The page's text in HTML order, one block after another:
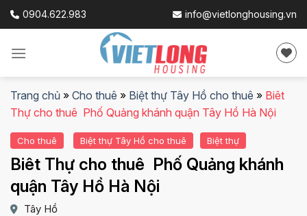
Skip
0904.622.983 info@vietlonghousing.vn
Trang chủ » Cho thuê » Biệt thự Tây Hồ cho thuê » Biêt
Thự cho thuê Phố Quảng khánh quận Tây Hồ Hà Nội
Cho thuê Biệt thự Tây Hồ cho thuê Biệt thự
Biêt Thự cho thuê Phố Quảng khánh
quận Tây Hồ Hà Nội
Tây Hồ